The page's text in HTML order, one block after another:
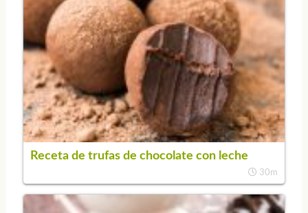
Receta de trufas de chocolate con leche
30m